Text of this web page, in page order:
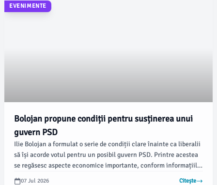
EVENIMENTE
Bolojan propune condiții pentru susținerea unui
guvern PSD
Ilie Bolojan a formulat o serie de condiții clare înainte ca liberalii
să își acorde votul pentru un posibil guvern PSD. Printre acestea
se regăsesc aspecte economice importante, conform informațiilor
obținute pe surse.
07 Jul 2026 Citește